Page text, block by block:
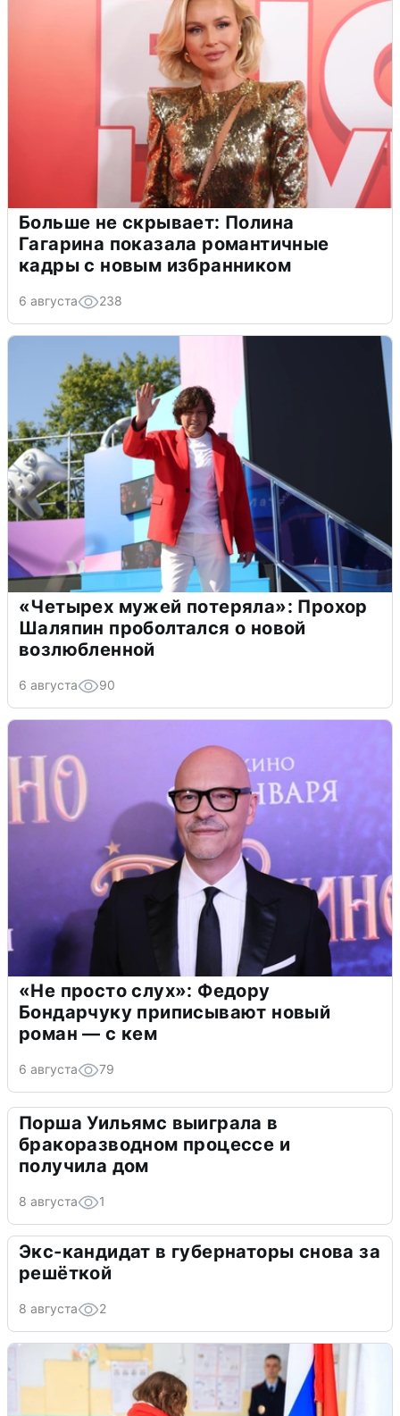
Больше не скрывает: Полина
Гагарина показала романтичные
кадры с новым избранником
6 августа 238
«Четырех мужей потеряла»: Прохор
Шаляпин проболтался о новой
возлюбленной
6 августа 90
«Не просто слух»: Федору
Бондарчуку приписывают новый
роман — с кем
6 августа 79
Порша Уильямс выиграла в
бракоразводном процессе и
получила дом
8 августа 1
Экс-кандидат в губернаторы снова за
решёткой
8 августа 2